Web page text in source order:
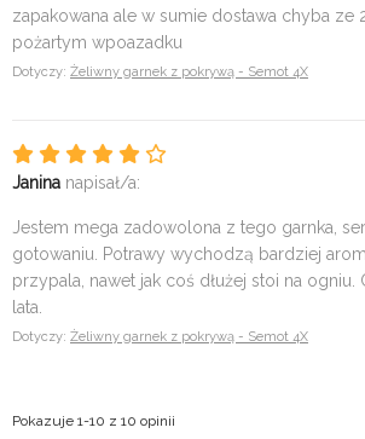
zapakowana ale w sumie dostawa chyba ze
pożartym wpoazadku
Dotyczy: Żeliwny garnek z pokrywą - Semot 4X
Janina napisał/a:
Jestem mega zadowolona z tego garnka,
gotowaniu. Potrawy wychodzą bardziej
przypala, nawet jak coś dłużej stoi na ogniu.
lata.
Dotyczy: Żeliwny garnek z pokrywą - Semot 4X
Pokazuje 1-10 z 10 opinii